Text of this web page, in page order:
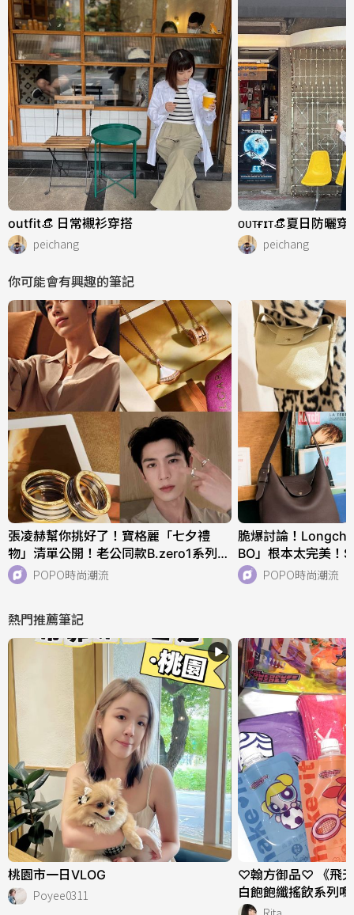
outfit👒 日常襯衫穿搭
peichang
ᴏᴜᴛғɪᴛ👒夏日防曬穿
peichang
你可能會有興趣的筆記
張凌赫幫你挑好了！寶格麗「七夕禮
物」清單公開！老公同款B.zero1系列、
核桃們必收！
POPO時尚潮流
脆爆討論！
BO」根本太完美！
快衝店上試揹！
POPO時尚潮流
熱門推薦筆記
桃園市一日VLOG
Poyee0311
♡翰方御品♡ 《飛
白飽飽纖搖飲系列